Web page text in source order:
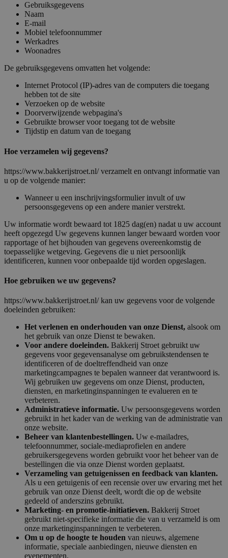
Gebruiksgegevens
Naam
E-mail
Mobiel telefoonnummer
Werkadres
Woonadres
De gebruiksgegevens omvatten het volgende:
Internet Protocol (IP)-adres van de computers die toegang
hebben tot de site
Verzoeken op de website
Doorverwijzende webpagina's
Gebruikte browser voor toegang tot de website
Tijdstip en datum van de toegang
Hoe verzamelen wij gegevens?
https://www.bakkerijstroet.nl/ verzamelt en ontvangt informatie van
u op de volgende manier:
Wanneer u een inschrijvingsformulier invult of uw
persoonsgegevens op een andere manier verstrekt.
Uw informatie wordt bewaard tot 1825 dag(en) nadat u uw account
heeft opgezegd Uw gegevens kunnen langer bewaard worden voor
rapportage of het bijhouden van gegevens overeenkomstig de
toepasselijke wetgeving. Gegevens die u niet persoonlijk
identificeren, kunnen voor onbepaalde tijd worden opgeslagen.
Hoe gebruiken we uw gegevens?
https://www.bakkerijstroet.nl/ kan uw gegevens voor de volgende
doeleinden gebruiken:
Het verlenen en onderhouden van onze Dienst, alsook om
het gebruik van onze Dienst te bewaken.
Voor andere doeleinden. Bakkerij Stroet gebruikt uw
gegevens voor gegevensanalyse om gebruikstendensen te
identificeren of de doeltreffendheid van onze
marketingcampagnes te bepalen wanneer dat verantwoord is.
Wij gebruiken uw gegevens om onze Dienst, producten,
diensten, en marketinginspanningen te evalueren en te
verbeteren.
Administratieve informatie. Uw persoonsgegevens worden
gebruikt in het kader van de werking van de administratie van
onze website.
Beheer van klantenbestellingen. Uw e-mailadres,
telefoonnummer, sociale-mediaprofielen en andere
gebruikersgegevens worden gebruikt voor het beheer van de
bestellingen die via onze Dienst worden geplaatst.
Verzameling van getuigenissen en feedback van klanten.
Als u een getuigenis of een recensie over uw ervaring met het
gebruik van onze Dienst deelt, wordt die op de website
gedeeld of anderszins gebruikt.
Marketing- en promotie-initiatieven. Bakkerij Stroet
gebruikt niet-specifieke informatie die van u verzameld is om
onze marketinginspanningen te verbeteren.
Om u op de hoogte te houden van nieuws, algemene
informatie, speciale aanbiedingen, nieuwe diensten en
evenementen.